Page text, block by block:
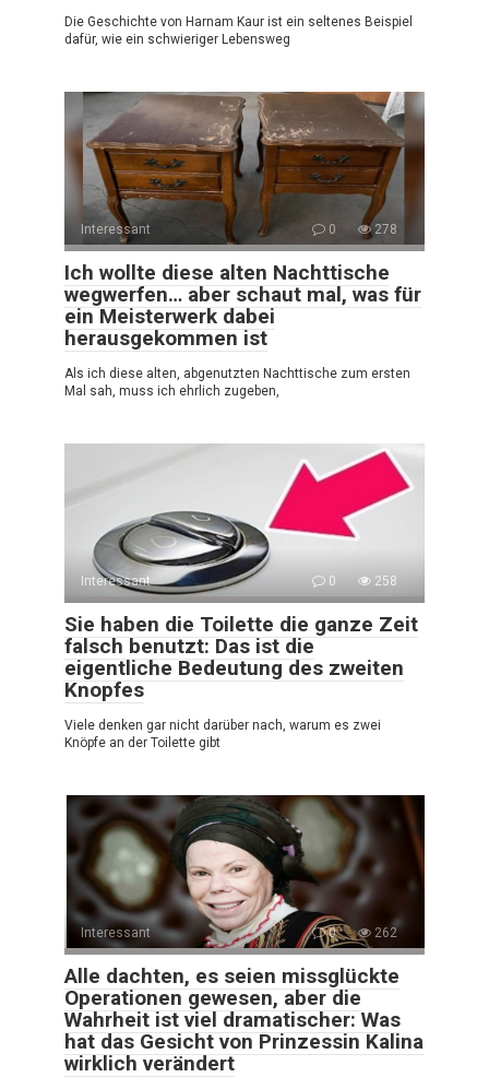
Die Geschichte von Harnam Kaur ist ein seltenes Beispiel
dafür, wie ein schwieriger Lebensweg
Interessant 0 278
Ich wollte diese alten Nachttische
wegwerfen… aber schaut mal, was für
ein Meisterwerk dabei
herausgekommen ist
Als ich diese alten, abgenutzten Nachttische zum ersten
Mal sah, muss ich ehrlich zugeben,
Interessant 0 258
Sie haben die Toilette die ganze Zeit
falsch benutzt: Das ist die
eigentliche Bedeutung des zweiten
Knopfes
Viele denken gar nicht darüber nach, warum es zwei
Knöpfe an der Toilette gibt
Interessant 0 262
Alle dachten, es seien missglückte
Operationen gewesen, aber die
Wahrheit ist viel dramatischer: Was
hat das Gesicht von Prinzessin Kalina
wirklich verändert